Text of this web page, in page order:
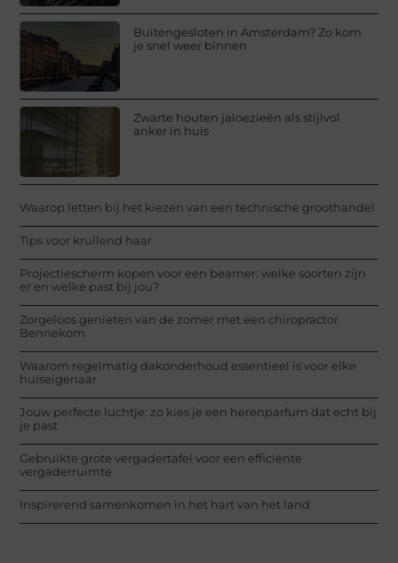
Buitengesloten in Amsterdam? Zo kom
je snel weer binnen
Zwarte houten jaloezieën als stijlvol
anker in huis
Waarop letten bij het kiezen van een technische groothandel
Tips voor krullend haar
Projectiescherm kopen voor een beamer: welke soorten zijn
er en welke past bij jou?
Zorgeloos genieten van de zomer met een chiropractor
Bennekom
Waarom regelmatig dakonderhoud essentieel is voor elke
huiseigenaar
Jouw perfecte luchtje: zo kies je een herenparfum dat echt bij
je past
Gebruikte grote vergadertafel voor een efficiënte
vergaderruimte
Inspirerend samenkomen in het hart van het land